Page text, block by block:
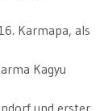
Karmapa, als
Kagyu
und erster